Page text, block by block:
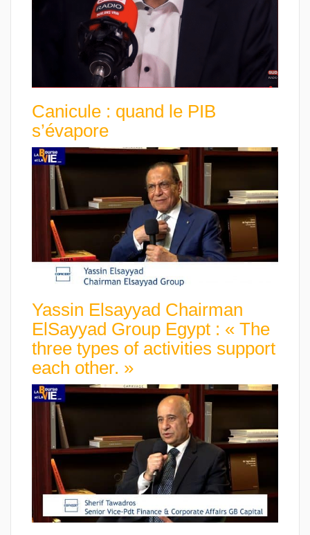
Canicule : quand le PIB
s’évapore
Yassin Elsayyad Chairman
ElSayyad Group Egypt : « The
three types of activities support
each other. »